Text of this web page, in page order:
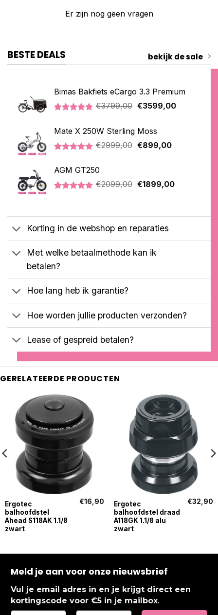
Er zijn nog geen vragen
BESTE DEALS bekijk de sale
Bimas Bakfiets eCargo 3.3 Premium
gebaseerd
op
klantbeoordelingen
€3799,00 Oorspronkelijke
€3799,00.
€3599,00Huidige
Mate X 250W Sterling Moss
5.00 op 5
gebaseerd
op
klantbeoordelingen
€2999,00 Oorspronkelijke
€899,00Huidige
AGM GT250
klantbeoordelingen
€2099,00 Oorspronkelijke
€1899,00Huidige
Korting in de webshop en reparaties
Met welke betaalmethode kan ik
betalen?
Hoe lang heb ik garantie?
Hoe worden jullie producten verzonden?
Lease of gespreid betalen?
GERELATEERDE PRODUCTEN
Ergotec
balhoofdstel
Ahead S118AK 1.1/8
zwart
€16,90
Ergotec
balhoofdstel draad
A118GK 1.1/8 alu
zwart
€32,90
Meld je aan voor onze nieuwsbrief
Vul je email adres in en je krijgt direct een
kortingscode voor €5 in je mailbox.